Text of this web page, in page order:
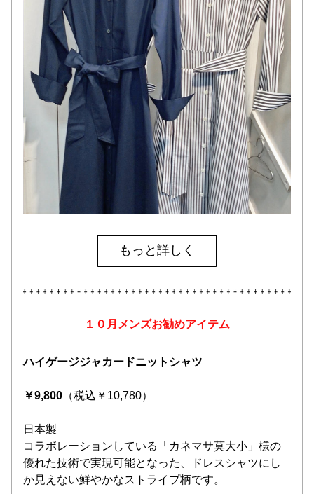
もっと詳しく
１０月メンズお勧めアイテム
ハイゲージジャカードニットシャツ
￥9,800 （税込￥10,780）
日本製
コラボレーションしている「カネマサ莫大小」様の
優れた技術で実現可能となった、ドレスシャツにし
か見えない鮮やかなストライプ柄です。